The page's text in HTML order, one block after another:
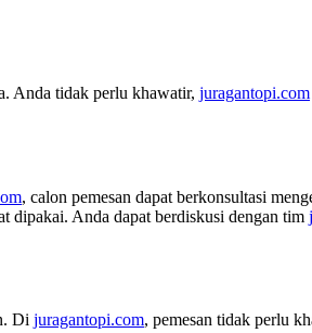
Anda tidak perlu khawatir, juragantopi.com
, calon pemesan dapat berkonsultasi
dipakai. Anda dapat berdiskusi dengan tim
Di juragantopi.com, pemesan tidak perlu